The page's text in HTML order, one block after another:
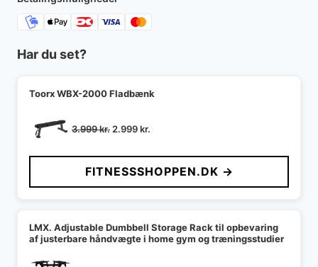
Har du set?
Toorx WBX-2000 Fladbænk
3.999kr. Den
pris
var:
3.999 kr..
2.999kr.
pris
er:
2.999 kr..
FITNESSSHOPPEN.DK →
LMX. Adjustable Dumbbell Storage Rack til opbevaring
af justerbare håndvægte i home gym og træningsstudier